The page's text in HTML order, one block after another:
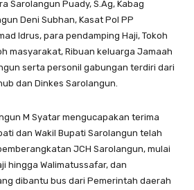
Sarolangun Puady, S.Ag, Kabag
Deni Subhan, Kasat Pol PP
Idrus, para pendamping Haji, Tokoh
masyarakat, Ribuan keluarga Jamaah
serta personil gabungan terdiri dari
dan Dinkes Sarolangun.
M Syatar mengucapakan terima
dan Wakil Bupati Sarolangun telah
JCH Sarolangun, mulai
hingga Walimatussafar, dan
dibantu bus dari Pemerintah daerah